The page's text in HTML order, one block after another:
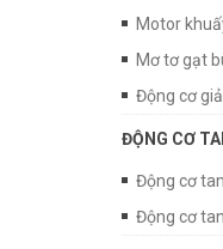
Motor
Mơ tơ gạt
Động cơ
ĐỘNG CƠ
Động cơ
Động cơ